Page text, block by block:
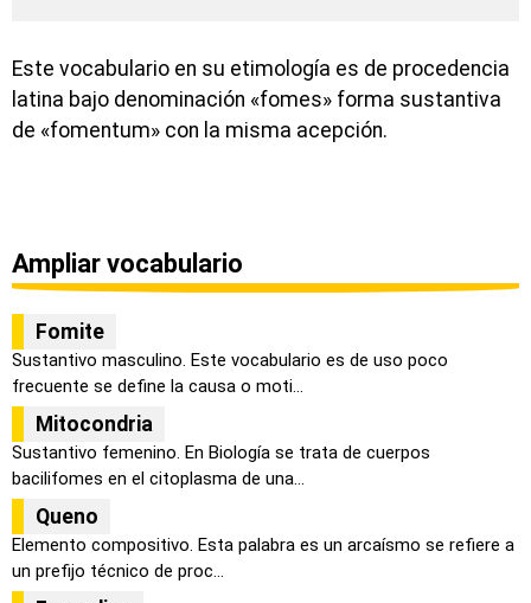
Este vocabulario en su etimología es de procedencia
latina bajo denominación «fomes» forma sustantiva
de «fomentum» con la misma acepción.
Ampliar vocabulario
Fomite
Sustantivo masculino. Este vocabulario es de uso poco
frecuente se define la causa o moti...
Mitocondria
Sustantivo femenino. En Biología se trata de cuerpos
bacilifomes en el citoplasma de una...
Queno
Elemento compositivo. Esta palabra es un arcaísmo se refiere a
un prefijo técnico de proc...